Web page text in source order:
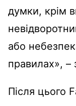
думки, крім
або
правилах», –
Після цього